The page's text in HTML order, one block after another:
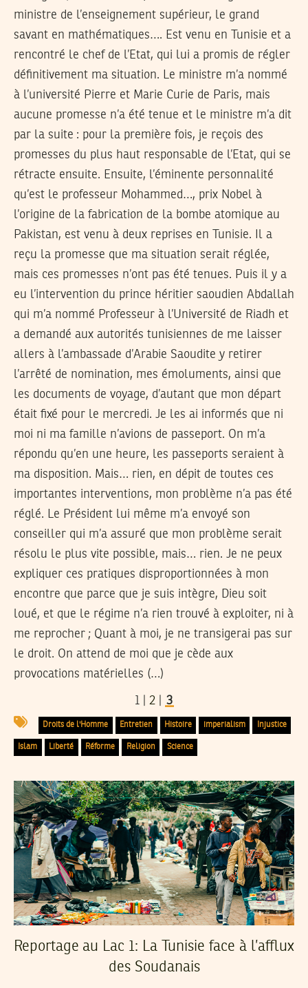
ministre de l’enseignement supérieur, le grand
savant en mathématiques…. Est venu en Tunisie et a
rencontré le chef de l’Etat, qui lui a promis de régler
définitivement ma situation. Le ministre m’a nommé
à l’université Pierre et Marie Curie de Paris, mais
aucune promesse n’a été tenue et le ministre m’a dit
par la suite : pour la première fois, je reçois des
promesses du plus haut responsable de l’Etat, qui se
rétracte ensuite. Ensuite, l’éminente personnalité
qu’est le professeur Mohammed…, prix Nobel à
l’origine de la fabrication de la bombe atomique au
Pakistan, est venu à deux reprises en Tunisie. Il a
reçu la promesse que ma situation serait réglée,
mais ces promesses n’ont pas été tenues. Puis il y a
eu l’intervention du prince héritier saoudien Abdallah
qui m’a nommé Professeur à l’Université de Riadh et
a demandé aux autorités tunisiennes de me laisser
allers à l’ambassade d’Arabie Saoudite y retirer
l’arrêté de nomination, mes émoluments, ainsi que
les documents de voyage, d’autant que mon départ
était fixé pour le mercredi. Je les ai informés que ni
moi ni ma famille n’avions de passeport. On m’a
répondu qu’en une heure, les passeports seraient à
ma disposition. Mais… rien, en dépit de toutes ces
importantes interventions, mon problème n’a pas été
réglé. Le Président lui même m’a envoyé son
conseiller qui m’a assuré que mon problème serait
résolu le plus vite possible, mais… rien. Je ne peux
expliquer ces pratiques disproportionnées à mon
encontre que parce que je suis intègre, Dieu soit
loué, et que le régime n’a rien trouvé à exploiter, ni à
me reprocher ; Quant à moi, je ne transigerai pas sur
le droit. On attend de moi que je cède aux
provocations matérielles (…)
1 | 2| 3
Droits de l'Homme Entretien Histoire imperialism Injustice
Islam Liberté Réforme Religion Science
Reportage au Lac 1: La Tunisie face à l’afflux
des Soudanais